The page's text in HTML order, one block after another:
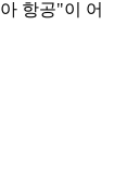
항공"이 어